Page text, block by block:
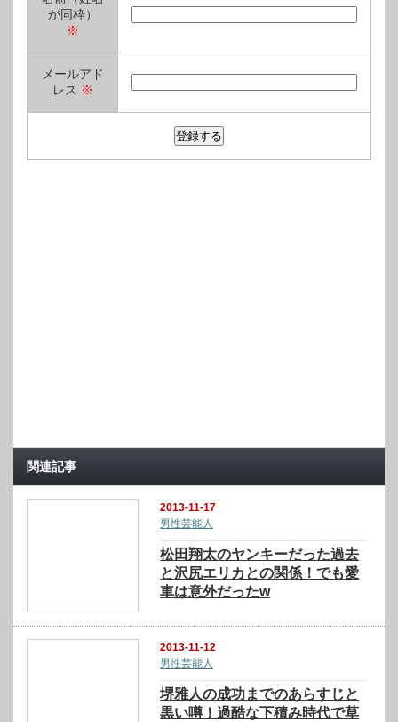
が同枠）
※
メールアド
レス ※
関連記事
2013-11-17
男性芸能人
松田翔太のヤンキーだった過去
と沢尻エリカとの関係！でも愛
車は意外だったw
2013-11-12
男性芸能人
堺雅人の成功までのあらすじと
黒い噂！過酷な下積み時代で草